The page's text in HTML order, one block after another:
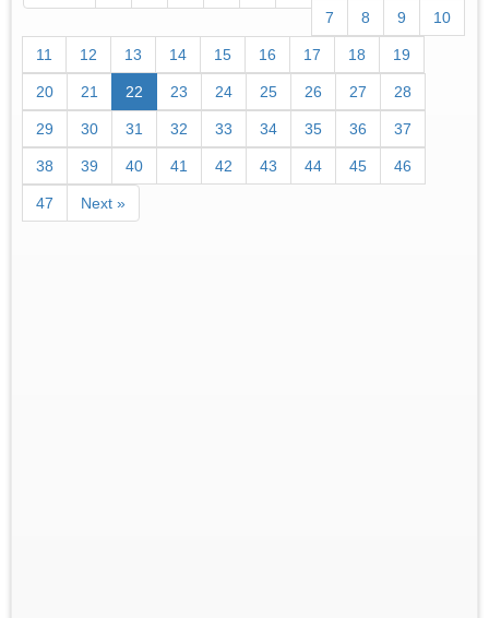
7
8 9 10
11 12 13 14 15 16 17 18 19
20 21 22 23 24 25 26 27 28
29 30 31 32 33 34 35 36 37
38 39 40 41 42 43 44 45 46
47 Next »